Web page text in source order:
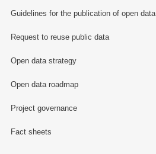
Guidelines for the publication of open data
Request to reuse public data
Open data strategy
Open data roadmap
Project governance
Fact sheets